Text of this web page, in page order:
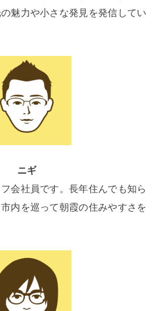
魅力や小さな発見を発信してい
ニギ
会社員です。長年住んでも知ら
内を巡って朝霞の住みやすさを